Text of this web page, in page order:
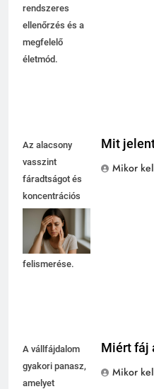
rendszeres
ellenőrzés és a
megfelelő
életmód.
Az alacsony
vasszint
fáradtságot és
koncentrációs
nehézségeket
okozhat, ezért
fontos a tünetek
felismerése.
Mit
Mikor
A vállfájdalom
gyakori panasz,
amelyet
Miért fáj
Mikor